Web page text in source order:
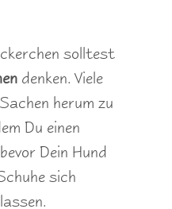
solltest
denken. Viele
herum zu
Du einen
Dein Hund
sich